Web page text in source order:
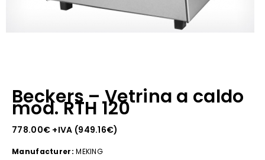
Beckers – Vetrina a caldo
mod. RTH 120
778.00€ +IVA (949.16€)
Manufacturer: MEKING